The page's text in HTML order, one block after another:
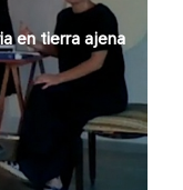
en tierra ajena